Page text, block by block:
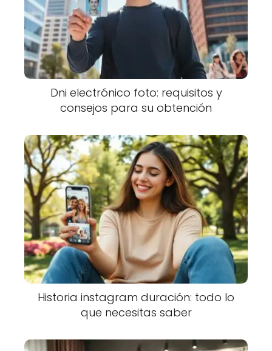
Dni electrónico foto: requisitos y
consejos para su obtención
Historia instagram duración: todo lo
que necesitas saber